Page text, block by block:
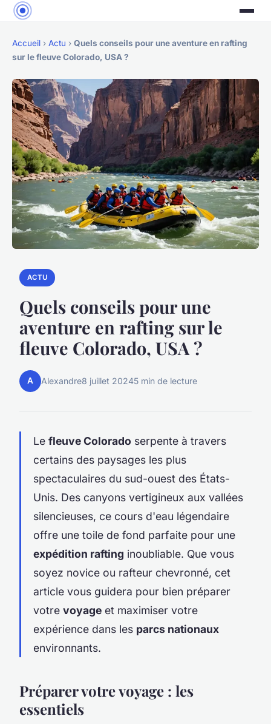
Accueil › Actu › Quels conseils pour une aventure en rafting
sur le fleuve Colorado, USA ?
ACTU
Quels conseils pour une
aventure en rafting sur le
fleuve Colorado, USA ?
A Alexandre8 juillet 20245 min de lecture
Le fleuve Colorado serpente à travers
certains des paysages les plus
spectaculaires du sud-ouest des États-
Unis. Des canyons vertigineux aux vallées
silencieuses, ce cours d'eau légendaire
offre une toile de fond parfaite pour une
expédition rafting inoubliable. Que vous
soyez novice ou rafteur chevronné, cet
article vous guidera pour bien préparer
votre voyage et maximiser votre
expérience dans les parcs nationaux
environnants.
Préparer votre voyage : les
essentiels